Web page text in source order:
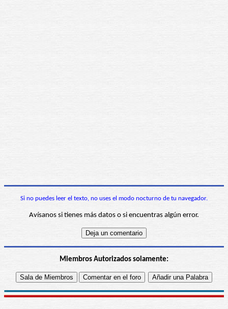
Si no puedes leer el texto, no uses el modo nocturno de tu navegador.
Avísanos si tienes más datos o si encuentras algún error.
Miembros Autorizados solamente: